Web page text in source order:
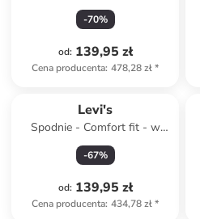
-70%
od: 139,95 zł
Cena producenta: 478,28 zł*
Levi's
Spodnie - Comfort fit - w
kolorze beżowym
-67%
od: 139,95 zł
Cena producenta: 434,78 zł*